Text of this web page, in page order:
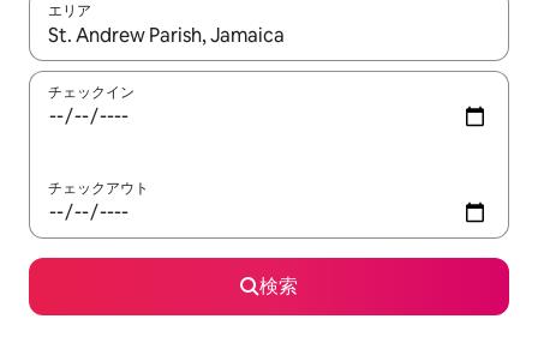
エリア
検索結果が表示されたら、上下の矢印キーを使って移動するか
チェックイン
チェックアウト
検索